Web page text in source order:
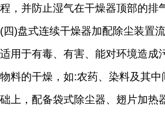
程，并防止湿气在干燥器顶部的排
(四)盘式连续干燥器加配除尘装置
适用于有毒、有害、能对环境造成
物料的干燥，如:农药、染料及其
础上，配备袋式除尘器、翅片加热